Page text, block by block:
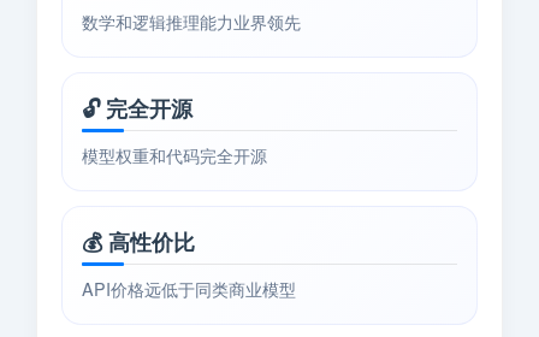
数学和逻辑推理能力业界领先
🔓 完全开源
模型权重和代码完全开源
💰 高性价比
API价格远低于同类商业模型